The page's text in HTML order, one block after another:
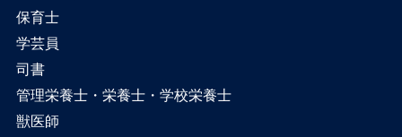
保育士
学芸員
司書
管理栄養士・栄養士・学校栄養士
獣医師